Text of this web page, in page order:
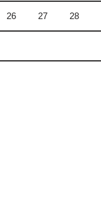
26 27 28